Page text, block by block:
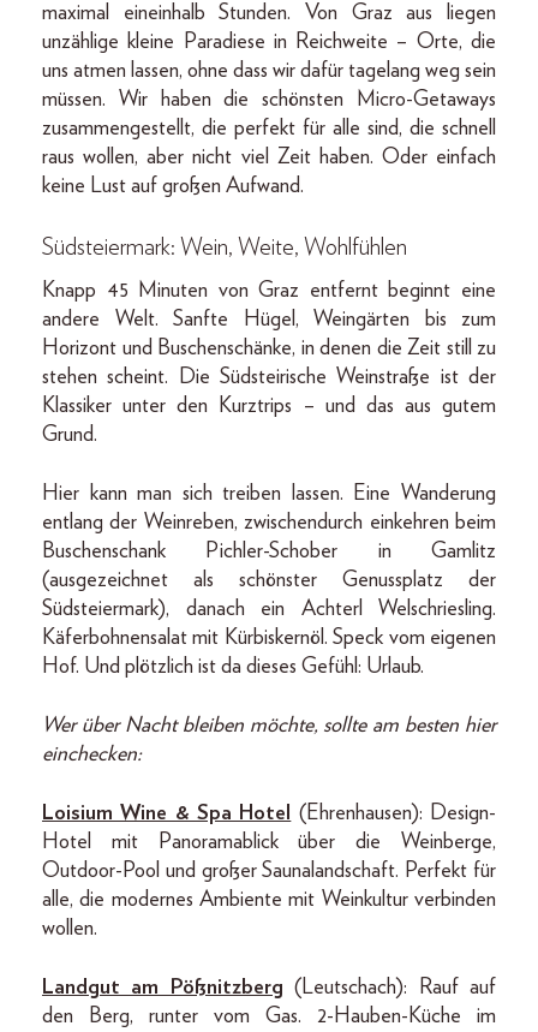
maximal eineinhalb Stunden. Von Graz aus liegen
unzählige kleine Paradiese in Reichweite – Orte, die
uns atmen lassen, ohne dass wir dafür tagelang weg sein
müssen. Wir haben die schönsten Micro-Getaways
zusammengestellt, die perfekt für alle sind, die schnell
raus wollen, aber nicht viel Zeit haben. Oder einfach
keine Lust auf großen Aufwand.
Südsteiermark: Wein, Weite, Wohlfühlen
Knapp 45 Minuten von Graz entfernt beginnt eine
andere Welt. Sanfte Hügel, Weingärten bis zum
Horizont und Buschenschänke, in denen die Zeit still zu
stehen scheint. Die Südsteirische Weinstraße ist der
Klassiker unter den Kurztrips – und das aus gutem
Grund.
Hier kann man sich treiben lassen. Eine Wanderung
entlang der Weinreben, zwischendurch einkehren beim
Buschenschank Pichler-Schober in Gamlitz
(ausgezeichnet als schönster Genussplatz der
Südsteiermark), danach ein Achterl Welschriesling.
Käferbohnensalat mit Kürbiskernöl. Speck vom eigenen
Hof. Und plötzlich ist da dieses Gefühl: Urlaub.
Wer über Nacht bleiben möchte, sollte am besten hier
einchecken:
Loisium Wine & Spa Hotel
(Ehrenhausen): Design-
Hotel mit Panoramablick über die Weinberge,
Outdoor-Pool und großer Saunalandschaft. Perfekt für
alle, die modernes Ambiente mit Weinkultur verbinden
wollen.
Landgut am Pößnitzberg (Leutschach): Rauf auf
den Berg, runter vom Gas. 2-Hauben-Küche im